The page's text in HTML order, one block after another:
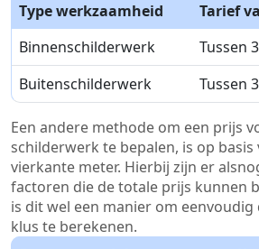
Type werkzaamheid
Tarief
Binnenschilderwerk
Tussen
Buitenschilderwerk
Tussen
Een andere methode om een prijs
schilderwerk te bepalen, is op
vierkante meter. Hierbij zijn er
factoren die de totale prijs kunnen
is dit wel een manier om
klus te berekenen.